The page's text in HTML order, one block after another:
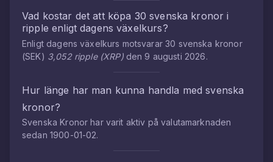
Vad kostar det att köpa 30svenska kronor i
ripple enligt dagens växelkurs?
Enligt dagens växelkurs motsvarar30 svenska kronor
(SEK) 3,052 ripple(XRP)den 9 augusti 2026.
Hur länge har man kunna handla medsvenska
kronor?
Svenska Kronor har varit aktiv på valutamarknaden
sedan 1900-01-02.